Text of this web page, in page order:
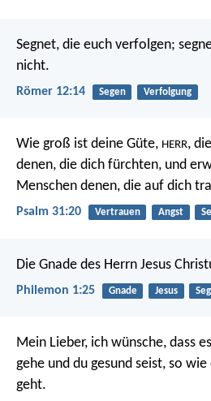
Segnet, die euch verfolgen;
nicht.
Römer 12:14 Segen Verfolgung
Wie groß ist deine Güte, HERR,
denen, die dich fürchten, und
Menschen denen, die auf dich
Psalm 31:20 Vertrauen Angst
Die Gnade des Herrn Jesus
Philemon 1:25 Gnade Jesus
Mein Lieber, ich wünsche, dass
gehe und du gesund seist, so
geht.